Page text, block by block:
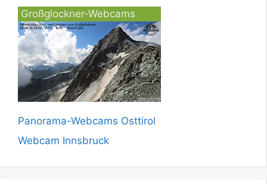
Großglockner-Webcams
Panorama-Webcams Osttirol
Webcam Innsbruck